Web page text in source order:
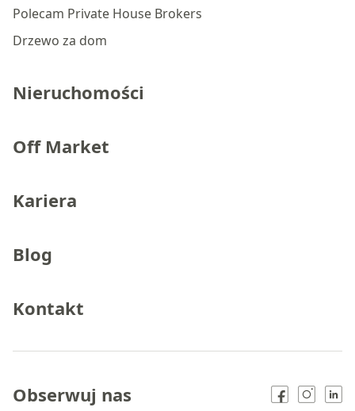
Polecam Private House Brokers
Drzewo za dom
Nieruchomości
Off Market
Kariera
Blog
Kontakt
Obserwuj nas